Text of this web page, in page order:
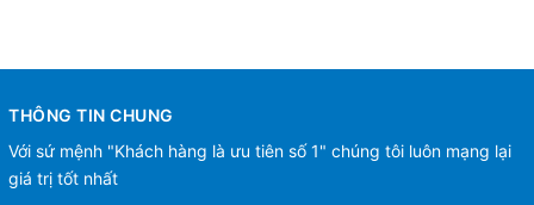
THÔNG TIN CHUNG
Với sứ mệnh "Khách hàng là ưu tiên số 1" chúng tôi luôn mạng lại
giá trị tốt nhất